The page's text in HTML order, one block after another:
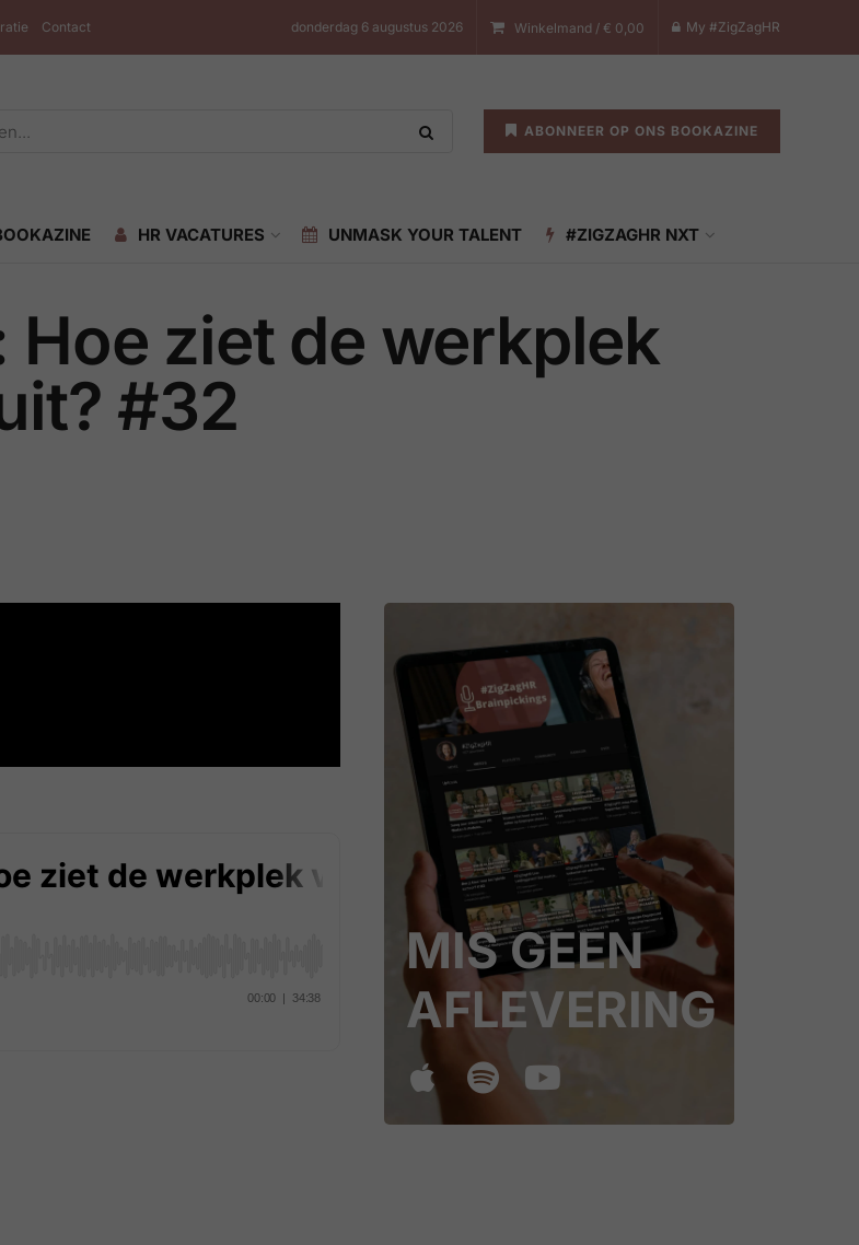
Contact donderdag 6 augustus 2026 Winkelmand / € 0,00 My #ZigZagHR
ABONNEER OP ONS BOOKAZINE
HR VACATURES UNMASK YOUR TALENT #ZIGZAGHR NXT
ziet de werkplek
#32
MIS GEEN
AFLEVERING